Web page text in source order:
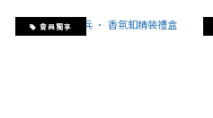
會員獨享